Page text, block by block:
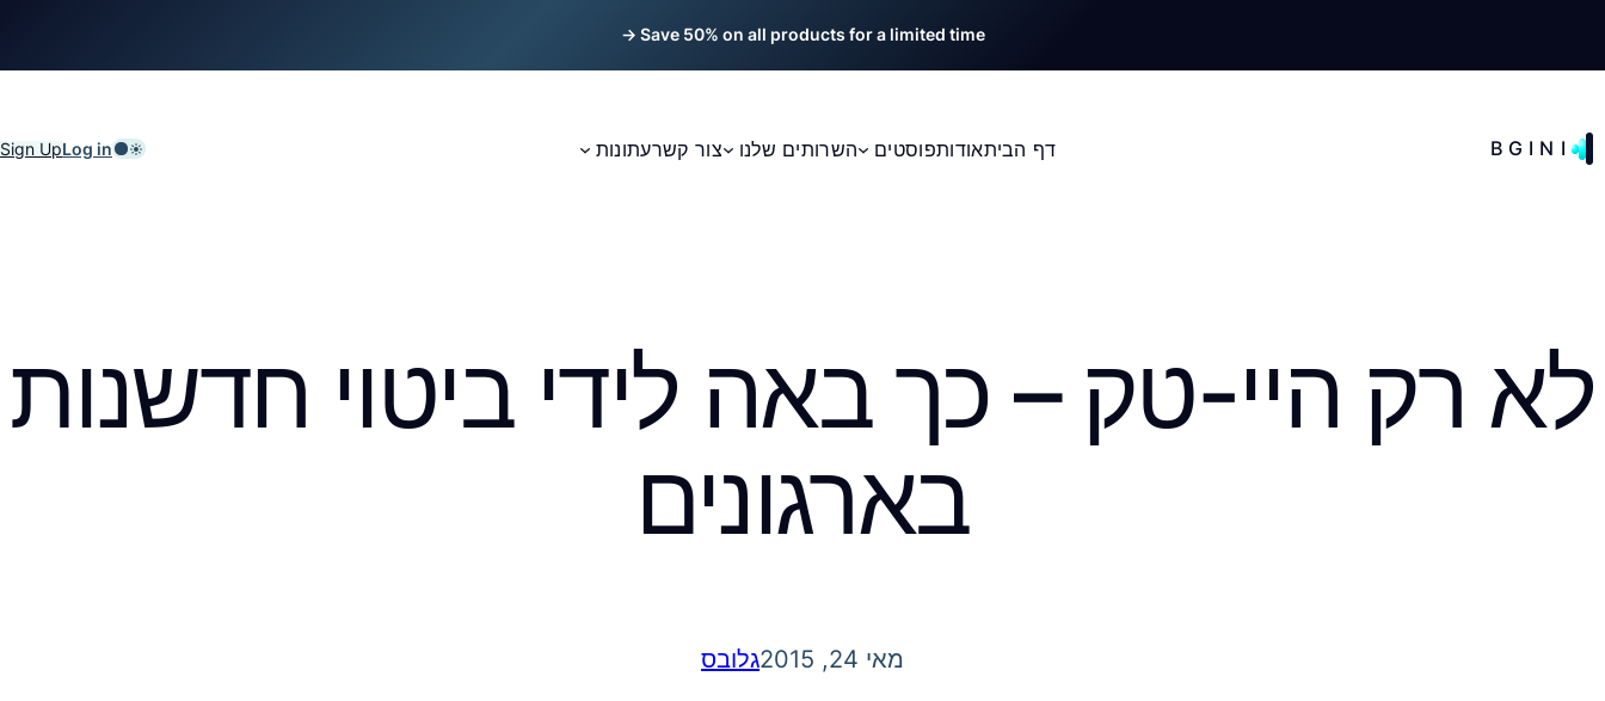
Save 50% on all products for a limited time →
BGINI דף הביתאודותפוסטים השרותים שלנו צור קשרעתונות Log in
Sign Up
לא רק היי-טק – כך באה לידי ביטוי חדשנות
בארגונים
מאי 24, 2015 גלובס